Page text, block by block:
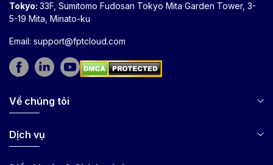
Tokyo: 33F, Sumitomo Fudosan Tokyo Mita Garden Tower, 3-
5-19 Mita, Minato-ku
Email: support@fptcloud.com
Về chúng tôi
Dịch vụ